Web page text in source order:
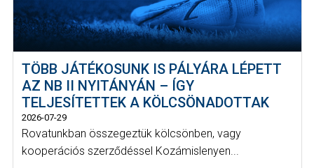
TÖBB JÁTÉKOSUNK IS PÁLYÁRA LÉPETT
AZ NB II NYITÁNYÁN – ÍGY
TELJESÍTETTEK A KÖLCSÖNADOTTAK
2026-07-29
Rovatunkban összegeztük kölcsönben, vagy
kooperációs szerződéssel Kozámislenyen...